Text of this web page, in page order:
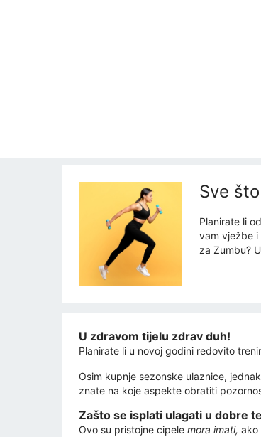
Sve
Planirate li
vam vježbe i
za Zumbu?
U zdravom tijelu zdrav duh!
Planirate li u novoj godini redovito
Osim kupnje sezonske ulaznice,
znate na koje aspekte obratiti
Zašto se isplati ulagati u dobre
Ovo su pristojne cipele mora imati, ako